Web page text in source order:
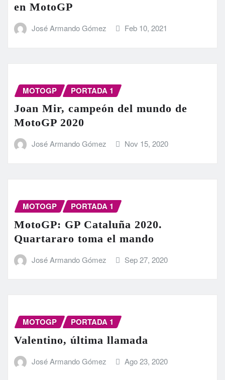
en MotoGP
José Armando Gómez Feb 10, 2021
MOTOGP PORTADA 1
Joan Mir, campeón del mundo de
MotoGP 2020
José Armando Gómez Nov 15, 2020
MOTOGP PORTADA 1
MotoGP: GP Cataluña 2020.
Quartararo toma el mando
José Armando Gómez Sep 27, 2020
MOTOGP PORTADA 1
Valentino, última llamada
José Armando Gómez Ago 23, 2020